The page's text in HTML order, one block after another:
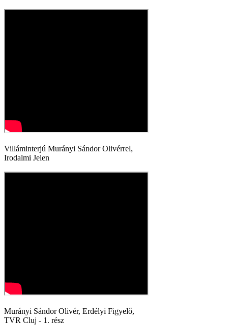
Villáminterjú Murányi Sándor Olivérrel,
Irodalmi Jelen
Murányi Sándor Olivér, Erdélyi Figyelő,
TVR Cluj - 1. rész